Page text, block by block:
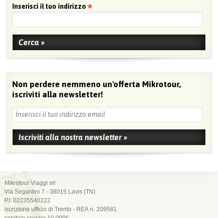
Inserisci il tuo indirizzo
Non perdere nemmeno un'offerta Mikrotour,
iscriviti alla newsletter!
Mikrotour Viaggi srl
Via Segantini 7 - 38015 Lavis (TN)
P.I. 02235540222
iscrizione ufficio di Trento - REA n. 209581